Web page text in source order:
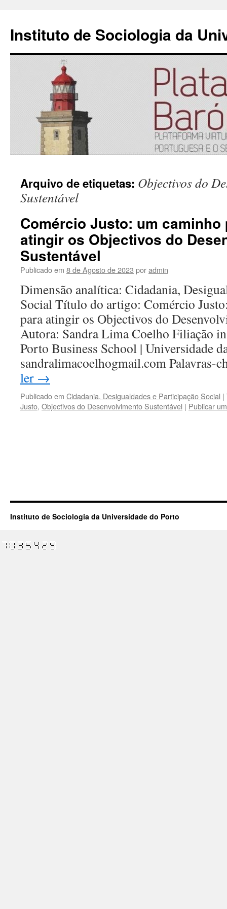
Instituto de Sociologia da
para
conteúdo
Arquivo de etiquetas: Objectivos do
Sustentável
Comércio Justo: um
atingir os Objectivos do
Sustentável
Publicado em 8 de Agosto de 2023 poradmin
Dimensão analítica: Cidadania,
Social Título do artigo: Comércio
para atingir os Objectivos do
Autora: Sandra Lima Coelho Filiação
Porto Business School | Universidade
sandralimacoelhogmail.com Palavras-
ler →
Publicado em Cidadania, Desigualdades e Participação Social |
Justo, Objectivos do Desenvolvimento Sustentável | Publicar
Instituto de Sociologia da Universidade do Porto